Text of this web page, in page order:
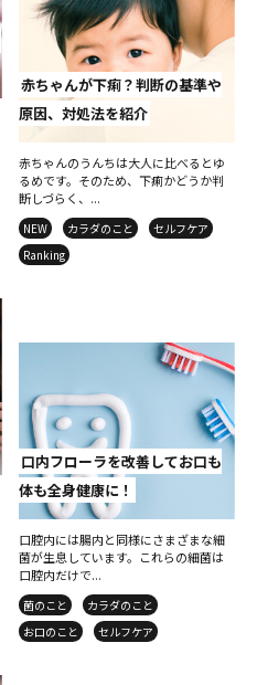
赤ちゃんが下痢？判断の基準や
原因、対処法を紹介
赤ちゃんのうんちは大人に比べるとゆ
るめです。そのため、下痢かどうか判
断しづらく、...
NEW カラダのこと
セルフケア
Ranking
口内フローラを改善してお口も
体も全身健康に！
口腔内には腸内と同様にさまざまな細
菌が生息しています。これらの細菌は
口腔内だけで...
菌のこと
カラダのこと
お口のこと
セルフケア